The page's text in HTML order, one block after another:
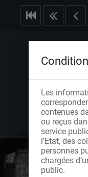
Les
contenues
ou reçus
service
l’Etat, des
personnes
chargées
public.